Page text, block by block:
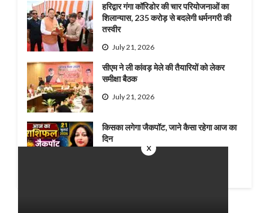
x
हरिद्वार गंगा कॉरिडोर की चार परियोजनाओं का
शिलान्यास, 235 करोड़ से बदलेगी धर्मनगरी की
तस्वीर
July 21, 2026
सीएम ने ली कांवड़ मेले की तैयारियों को लेकर
समीक्षा बैठक
July 21, 2026
किसका लगेगा जैकपॉट, जाने कैसा रहेगा आज का
दिन
July 21, 2026